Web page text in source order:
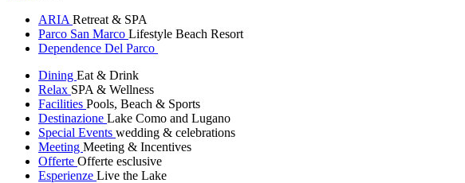
ARIA Retreat & SPA
Parco San Marco Lifestyle Beach Resort
Dependence Del Parco
Dining Eat & Drink
Relax SPA & Wellness
Facilities Pools, Beach & Sports
Destinazione Lake Como and Lugano
Special Events wedding & celebrations
Meeting Meeting & Incentives
Offerte Offerte esclusive
Esperienze Live the Lake